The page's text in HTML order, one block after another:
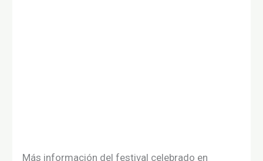
Más información del festival celebrado en